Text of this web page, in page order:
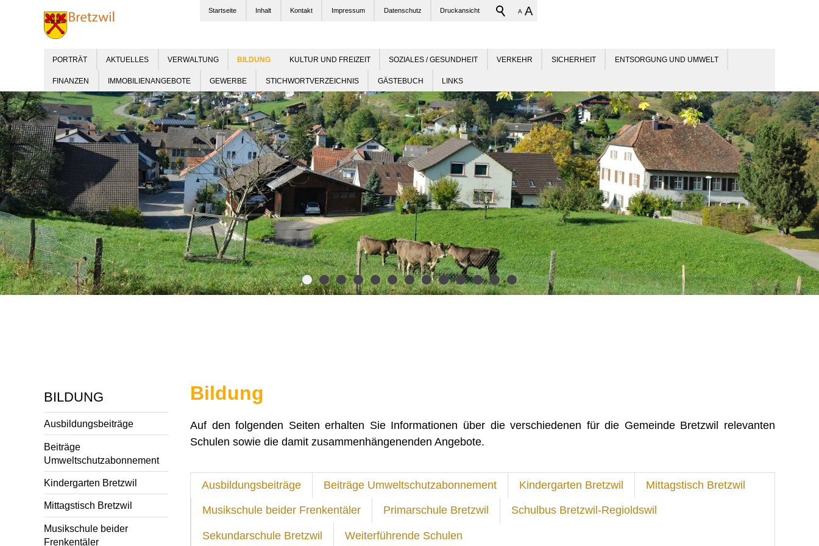
PORTRÄT AKTUELLES VERWALTUNG KULTUR UND FREIZEIT SOZIALES / GESUNDHEIT VERKEHR SICHERHEIT ENTSORGUNG UND UMWELT
FINANZEN IMMOBILIENANGEBOTE GEWERBE STICHWORTVERZEICHNIS GÄSTEBUCH LINKS
Startseite Inhalt Kontakt Impressum Datenschutz Druckansicht A A
BILDUNG
Ausbildungsbeiträge
Beiträge
Umweltschutzabonnement
Kindergarten Bretzwil
Mittagstisch Bretzwil
Musikschule beider
Frenkentäler
Bildung
Auf den folgenden Seiten erhalten Sie Informationen über die verschiedenen für die Gemeinde Bretzwil relevanten
Schulen sowie die damit zusammenhängenenden Angebote.
Ausbildungsbeiträge Beiträge Umweltschutzabonnement Kindergarten Bretzwil Mittagstisch Bretzwil
Musikschule beider Frenkentäler Primarschule Bretzwil Schulbus Bretzwil-Regioldswil
Sekundarschule Bretzwil Weiterführende Schulen